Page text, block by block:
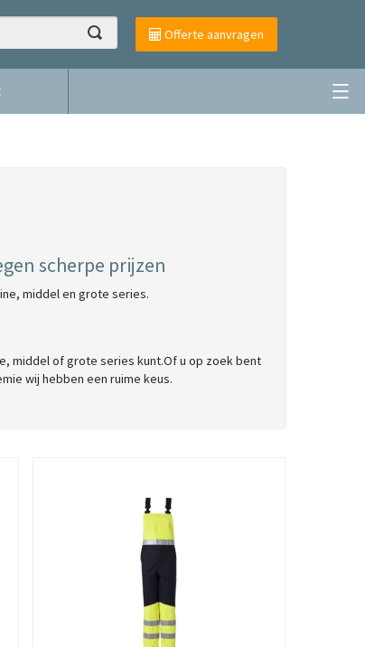
Offerte aanvragen
scherpe prijzen
middel en grote series.
middel of grote series kunt.Of u op zoek bent
wij hebben een ruime keus.